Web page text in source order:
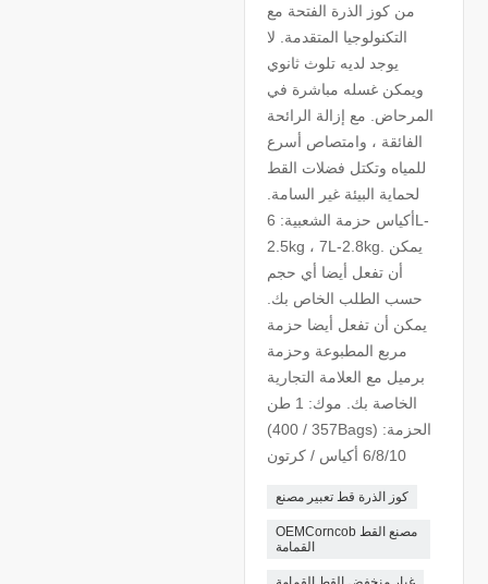
من كوز الذرة الفتحة مع
التكنولوجيا المتقدمة. لا
يوجد لديه تلوث ثانوي
ويمكن غسله مباشرة في
المرحاض. مع إزالة الرائحة
الفائقة ، وامتصاص أسرع
للمياه وتكتل فضلات القط
لحماية البيئة غير السامة.
أكياس حزمة الشعبية: 6L-
2.5kg ، 7L-2.8kg. يمكن
أن تفعل أيضا أي حجم
حسب الطلب الخاص بك.
يمكن أن تفعل أيضا حزمة
مربع المطبوعة وحزمة
برميل مع العلامة التجارية
الخاصة بك. موك: 1 طن
(357 / 400Bags) الحزمة:
6/8/10 أكياس / كرتون
كوز الذرة قط تعبير مصنع
OEMCorncob مصنع القط
القمامة